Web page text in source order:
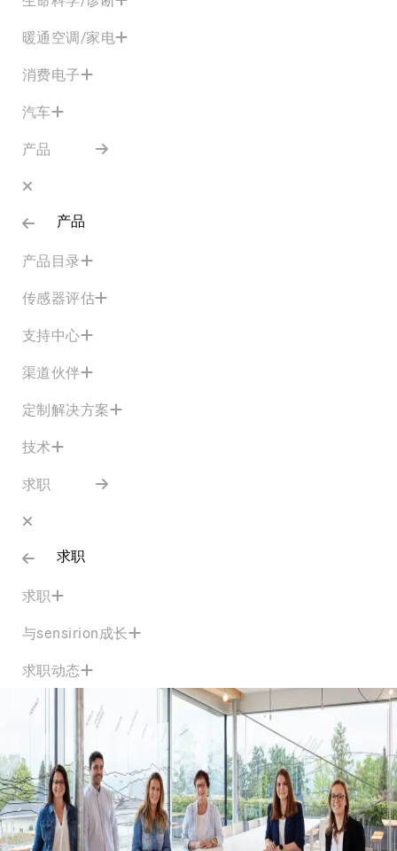
暖通空调/家电
消费电子
汽车
产品
产品
产品目录
传感器评估
支持中心
渠道伙伴
定制解决方案
技术
求职
求职
求职
与sensirion成长
求职动态